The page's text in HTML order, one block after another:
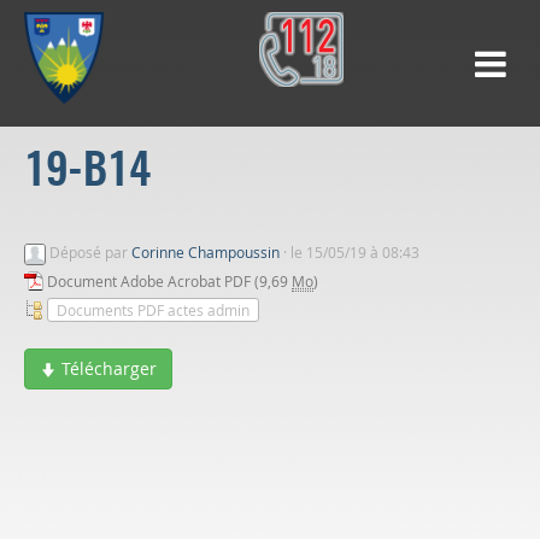
19-B14
Déposé parCorinne Champoussin · le 15/05/19 à 08:43
Document Adobe Acrobat PDF (9,69 Mo)
Documents PDF actes admin
Télécharger